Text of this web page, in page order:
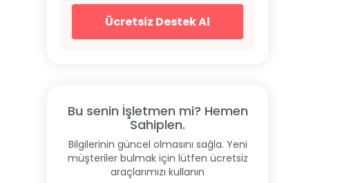
Ücretsiz Destek Al
Bu senin İşletmen mi? Hemen
Sahiplen.
Bilgilerinin güncel olmasını sağla. Yeni
müşteriler bulmak için lütfen ücretsiz
araçlarımızı kullanın